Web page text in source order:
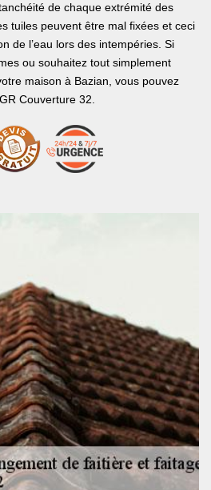
de chaque extrémité des
tuiles peuvent être mal fixées et ceci
de l’eau lors des intempéries. Si
ou souhaitez tout simplement
maison à Bazian, vous pouvez
Couverture 32.